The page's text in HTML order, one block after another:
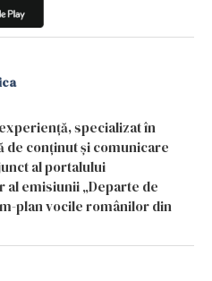
specializat în
de conținut și comunicare
al portalului
emisiunii „Departe de
plan vocile românilor din